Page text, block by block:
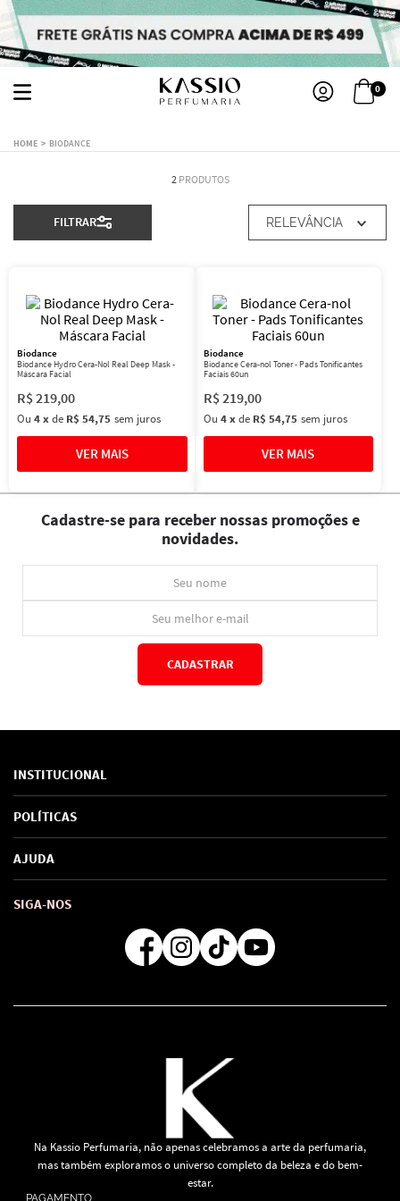
0
BIODANCE
2 PRODUTOS
FILTRAR RELEVÂNCIA
Biodance
Biodance Hydro Cera-Nol Real Deep Mask -
Máscara Facial
R$219,00
Ou 4xde R$ 54,75 sem juros
Biodance
Biodance Cera-nol Toner - Pads Tonificantes
Faciais 60un
R$219,00
Ou 4 xde R$ 54,75 sem juros
Cadastre-se para receber nossas promoções e
novidades.
CADASTRAR
INSTITUCIONAL
Sobre Nós
Marcas
SAC de marcas
Como comprar
POLÍTICAS
Política de Privacidade
Troca e Devoluções
Formas de Pagamento
Regra de Frete Grátis
AJUDA
SIGA-NOS
Na Kassio Perfumaria, não apenas celebramos a arte da perfumaria,
mas também exploramos o universo completo da beleza e do bem-
estar.
PAGAMENTO